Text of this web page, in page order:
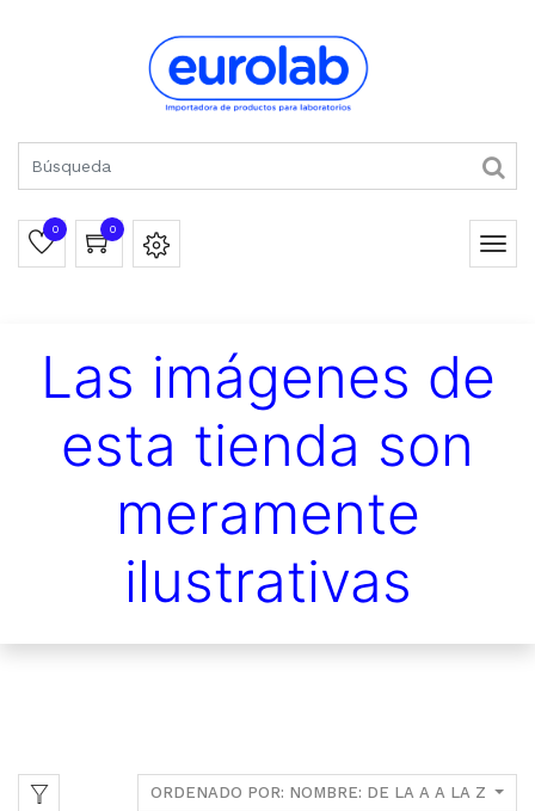
0 0
Las imágenes de
esta tienda son
meramente
ilustrativas
ORDENADO POR: NOMBRE: DE LA A A LA Z